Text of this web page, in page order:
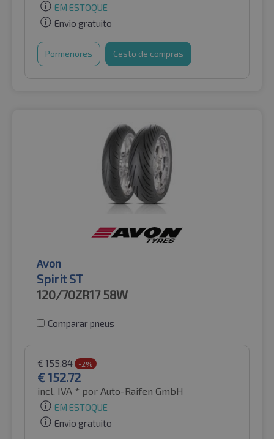
EM ESTOQUE
Envio gratuito
Pormenores Cesto de compras
Avon
Spirit ST
120/70ZR17 58W
Comparar pneus
€ 155.84 -2%
€152.72
incl. IVA * por Auto-Raifen GmbH
EM ESTOQUE
Envio gratuito